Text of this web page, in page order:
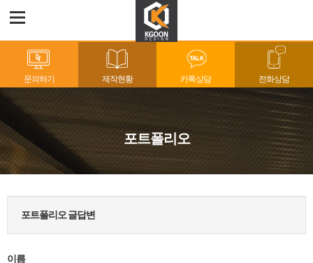
문의하기 제작현황 카톡상담 전화상담
포트폴리오
포트폴리오 글답변
이름